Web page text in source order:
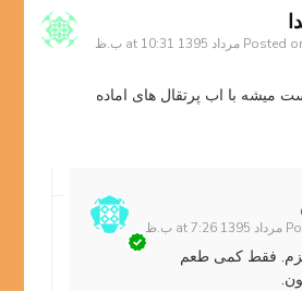
Posted
میشه با اب پرتقال های اماده
فقط کمی طعم